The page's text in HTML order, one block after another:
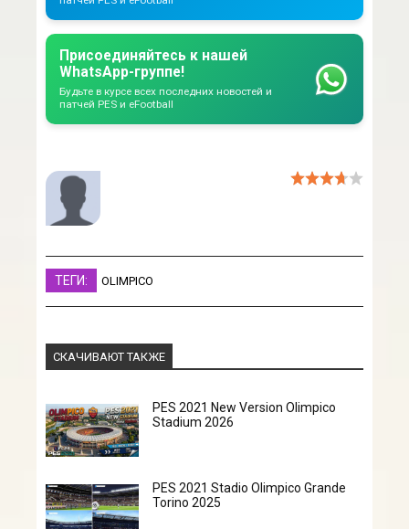
Присоединяйтесь к нашей
WhatsApp-группе!
Будьте в курсе всех последних новостей и
патчей PES и eFootball
ТЕГИ: OLIMPICO
СКАЧИВАЮТ ТАКЖЕ
PES 2021 New Version Olimpico
Stadium 2026
PES 2021 Stadio Olimpico Grande
Torino 2025